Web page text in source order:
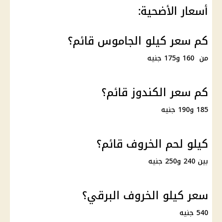
أسعار الأضحية:
كم سعر كيلو الجاموس قائم؟
من 160 و175 جنيه
كم سعر الكندوز قائم؟
185 و190 جنيه
كيلو لحم الخروف قائم؟
بين 240 و250 جنيه
سعر كيلو الخروف البرقي؟
540 جنيه